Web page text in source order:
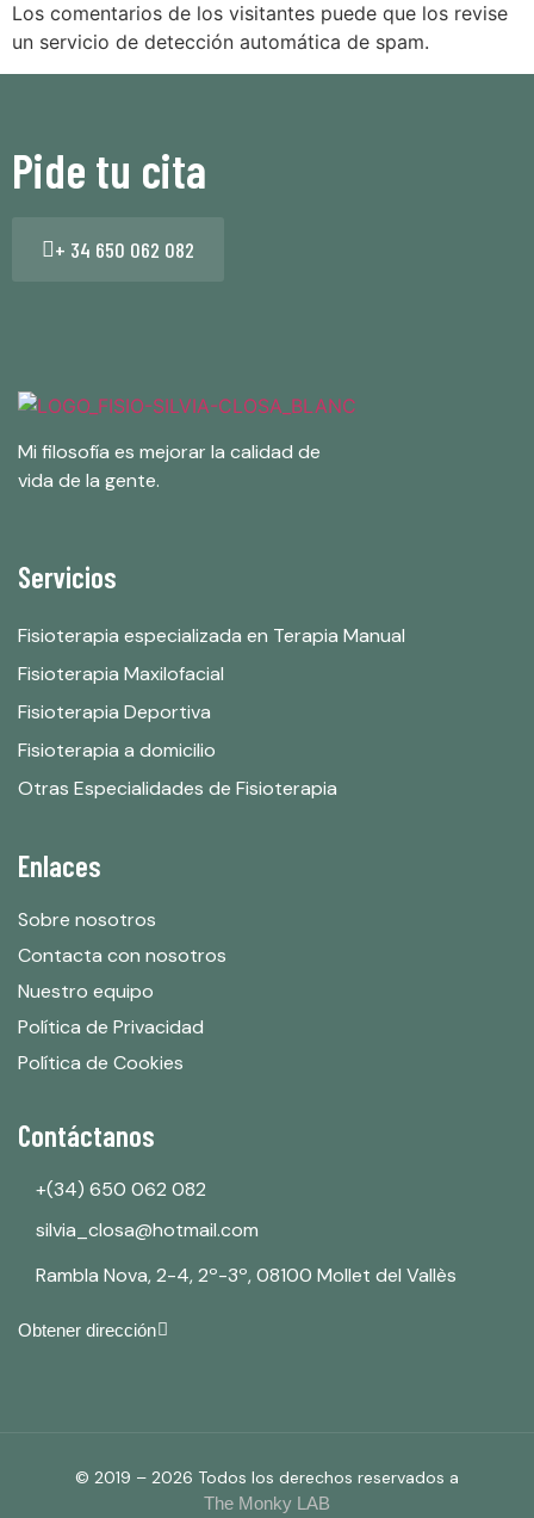
Los comentarios de los visitantes puede que los revise
un servicio de detección automática de spam.
Pide tu cita
+ 34 650 062 082
Mi filosofía es mejorar la calidad de
vida de la gente.
Servicios
Fisioterapia especializada en Terapia Manual
Fisioterapia Maxilofacial
Fisioterapia Deportiva
Fisioterapia a domicilio
Otras Especialidades de Fisioterapia
Enlaces
Sobre nosotros
Contacta con nosotros
Nuestro equipo
Política de Privacidad
Política de Cookies
Contáctanos
+(34) 650 062 082
silvia_closa@hotmail.com
Rambla Nova, 2-4, 2º-3º, 08100 Mollet del Vallès
Obtener dirección
© 2019 – 2026 Todos los derechos reservados a
The Monky LAB